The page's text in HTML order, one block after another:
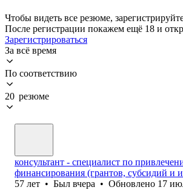
Чтобы видеть все резюме,
После регистрации покажем ещё 18 и
Зарегистрироваться
За всё время
По соответствию
20 резюме
консультант - специалист по
финансирования (грантов, субсидий и
57 лет • Был вчера • Обновлено 17